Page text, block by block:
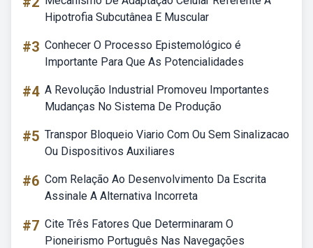
Hipotrofia Subcutânea E Muscular
#3 Conhecer O Processo Epistemológico é
Importante Para Que As Potencialidades
#4 A Revolução Industrial Promoveu Importantes
Mudanças No Sistema De Produção
#5 Transpor Bloqueio Viario Com Ou Sem Sinalizacao
Ou Dispositivos Auxiliares
#6 Com Relação Ao Desenvolvimento Da Escrita
Assinale A Alternativa Incorreta
#7 Cite Três Fatores Que Determinaram O
Pioneirismo Português Nas Navegações